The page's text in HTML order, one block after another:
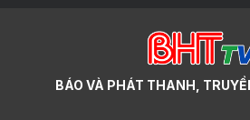
BÁO VÀ PHÁT THANH,